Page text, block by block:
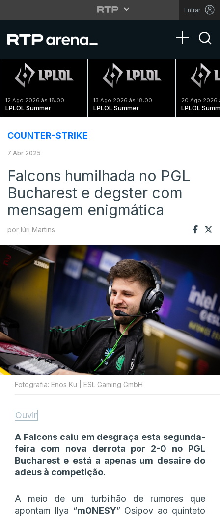
Entrar
Toggle
12 Ago 2026 às 18:00
LPLOL Summer
13 Ago 2026 às 18:00
LPLOL Summer
20 Ago 2026
LPLOL
COUNTER-STRIKE
7 Abr 2025
Falcons humilhada no PGL
Bucharest e degster com
mensagem enigmática
por Iúri Martins
Fotografia: Enos Ku | ESL Gaming GmbH
Ouvir
A Falcons caiu em desgraça esta segunda-
feira com nova derrota por 2-0 no PGL
Bucharest e está a apenas um desaire do
adeus à competição.
A meio de um turbilhão de rumores que
apontam Ilya “m0NESY” Osipov ao quinteto